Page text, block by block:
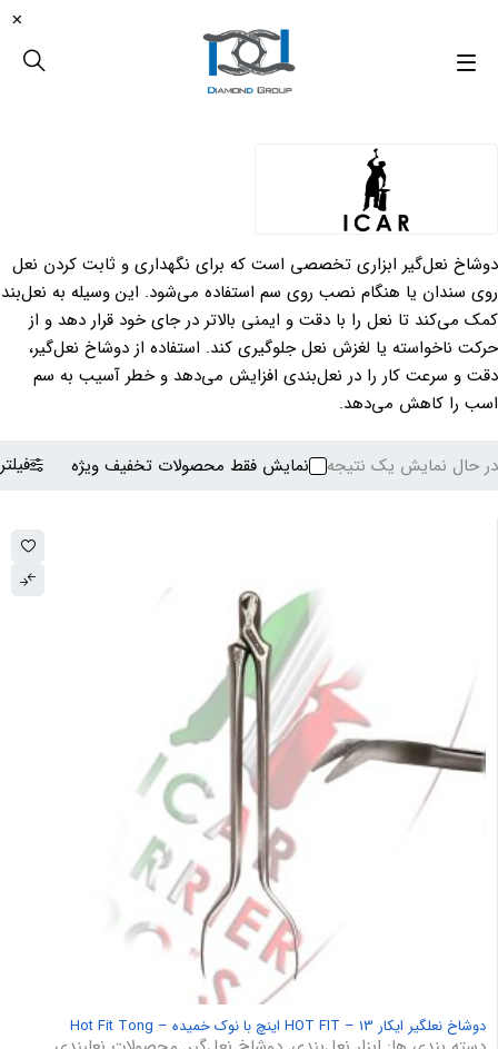
دوشاخ نعل‌گیر ابزاری تخصصی است که برای نگهداری و ثابت کردن نعل
روی سندان یا هنگام نصب روی سم استفاده می‌شود. این وسیله به نعل‌بند
کمک می‌کند تا نعل را با دقت و ایمنی بالاتر در جای خود قرار دهد و از
حرکت ناخواسته یا لغزش نعل جلوگیری کند. استفاده از دوشاخ نعل‌گیر،
دقت و سرعت کار را در نعل‌بندی افزایش می‌دهد و خطر آسیب به سم
اسب را کاهش می‌دهد.
فیلتر در حال نمایش یک نتیجه نمایش فقط محصولات تخفیف ویژه
دوشاخ نعلگیر ایکار HOT FIT – 13 اینچ با نوک خمیده – Hot Fit Tong